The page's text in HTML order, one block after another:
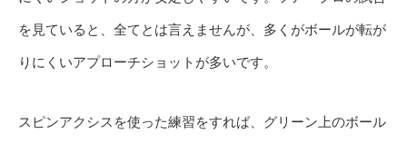
を見ていると、全てとは言えませんが、多くがボールが転が
りにくいアプローチショットが多いです。
スピンアクシスを使った練習をすれば、グリーン上のボール